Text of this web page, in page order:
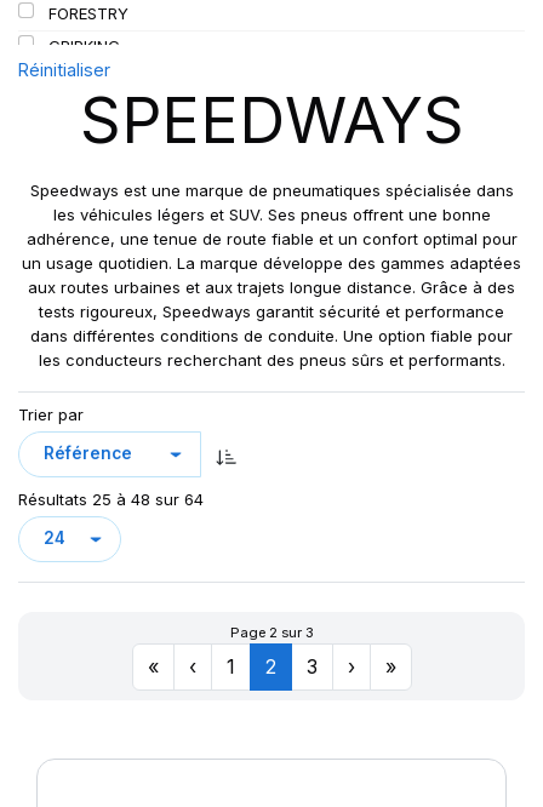
FORESTRY
GRIPKING
GRIPKING HD
GRIPKING R-1
LIFT KING
PK 303
PK 319
POWERGRIP
POWER GRIP G-2
POWER LUG (R-4)
SAMRAT
SW-101
SW-201
Réinitialiser
SPEEDWAYS
Speedways est une marque de pneumatiques spécialisée dans
les véhicules légers et SUV. Ses pneus offrent une bonne
adhérence, une tenue de route fiable et un confort optimal pour
un usage quotidien. La marque développe des gammes adaptées
aux routes urbaines et aux trajets longue distance. Grâce à des
tests rigoureux, Speedways garantit sécurité et performance
dans différentes conditions de conduite. Une option fiable pour
les conducteurs recherchant des pneus sûrs et performants.
Trier par
Résultats 25 à 48 sur 64
Page 2 sur 3
« ‹ 1 2 3 › »